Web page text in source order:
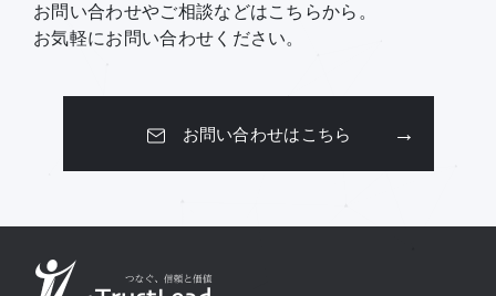
お問い合わせやご相談などはこちらから。
お気軽にお問い合わせください。
お問い合わせはこちら